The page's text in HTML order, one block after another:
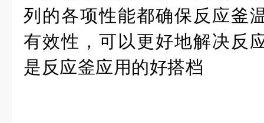
列 的各项性能都确保反应釜
有效性 ，可以更好地解决反
是反应釜应用的好搭档